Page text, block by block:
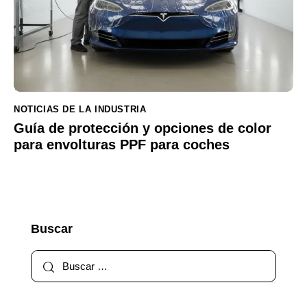
NOTICIAS DE LA INDUSTRIA
Guía de protección y opciones de color
para envolturas PPF para coches
Buscar